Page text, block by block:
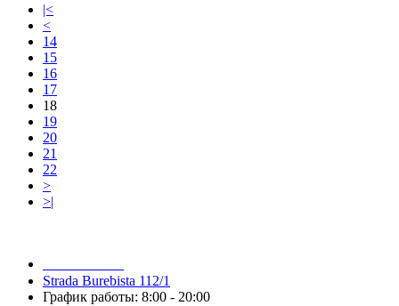
|<
<
14
15
16
17
18
19
20
21
22
>
>|
Strada Burebista 112/1
График работы: 8:00 - 20:00